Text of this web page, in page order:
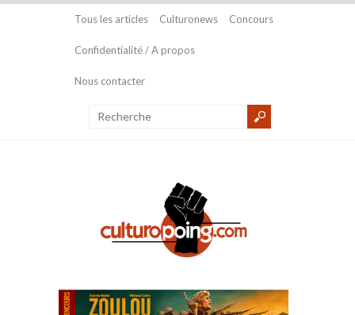
Tous les articles Culturonews Concours
Confidentialité / A propos
Nous contacter